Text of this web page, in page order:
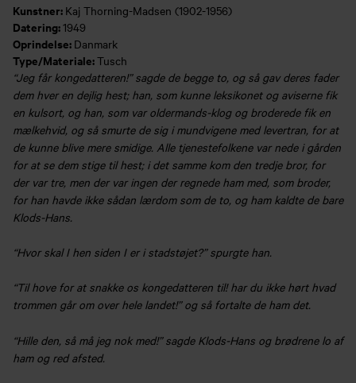
Kunstner: Kaj Thorning-Madsen (1902-1956)
Datering:1949
Oprindelse: Danmark
Type/Materiale:Tusch
“Jeg får kongedatteren!” sagde de begge to, og så gav deres fader
dem hver en dejlig hest; han, som kunne leksikonet og aviserne fik
en kulsort, og han, som var oldermands-klog og broderede fik en
mælkehvid, og så smurte de sig i mundvigene med levertran, for at
de kunne blive mere smidige. Alle tjeneste­folkene var nede i gården
for at se dem stige til hest; i det samme kom den tredje bror, for
der var tre, men der var ingen der regnede ham med, som broder,
for han havde ikke sådan lærdom som de to, og ham kaldte de bare
Klods-Hans.
“Hvor skal I hen siden I er i stadstøjet?” spurgte han.
“Til hove for at snakke os kongedatteren til! har du ikke hørt hvad
trommen går om over hele landet!” og så fortalte de ham det.
“Hille den, så må jeg nok med!” sagde Klods-Hans og brødrene lo af
ham og red afsted.